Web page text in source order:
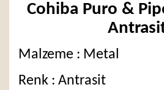
Cohiba Puro &
Malzeme : Metal
Renk : Antrasit